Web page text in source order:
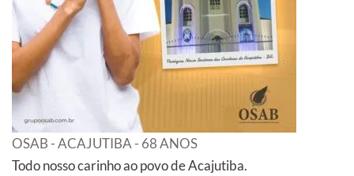
OSAB - ACAJUTIBA - 68 ANOS
Todo nosso carinho ao povo de Acajutiba.